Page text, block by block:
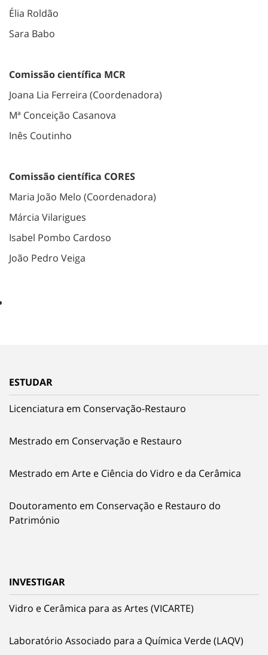
Élia Roldão
Sara Babo
Comissão científica MCR
Joana Lia Ferreira (Coordenadora)
Mª Conceição Casanova
Inês Coutinho
Comissão científica CORES
Maria João Melo (Coordenadora)
Márcia Vilarigues
Isabel Pombo Cardoso
João Pedro Veiga
ESTUDAR
Licenciatura em Conservação-Restauro
Mestrado em Conservação e Restauro
Mestrado em Arte e Ciência do Vidro e da Cerâmica
Doutoramento em Conservação e Restauro do
Património
INVESTIGAR
Vidro e Cerâmica para as Artes (VICARTE)
Laboratório Associado para a Química Verde (LAQV)